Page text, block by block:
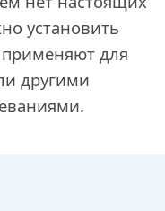
установить
для
другими